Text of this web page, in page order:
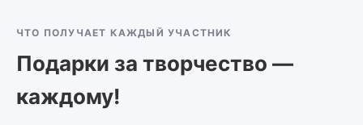
ЧТО ПОЛУЧАЕТ КАЖДЫЙ УЧАСТНИК
Подарки за творчество —
каждому!